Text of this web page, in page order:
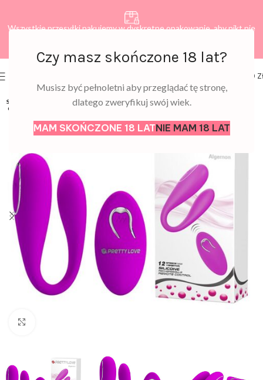
Czy masz skończone 18 lat?
Musisz być pełnoletni aby przeglądać tę stronę,
dlatego zweryfikuj swój wiek.
MAM SKOŃCZONE 18 LATNIE MAM 18 LAT
Wszystkie przesyłki pakujemy w dyskretne opakowanie, aby nikt nie
0,00
SOLD
OUT